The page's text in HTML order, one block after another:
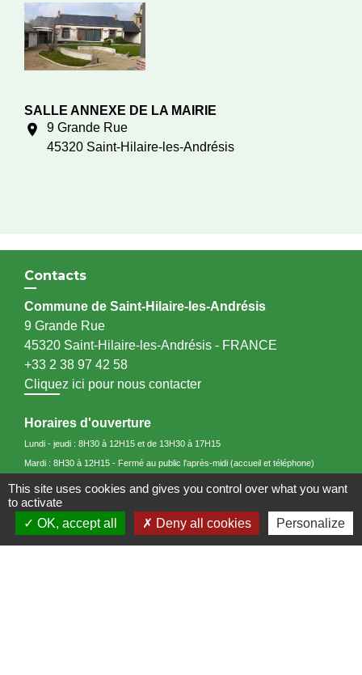
SALLE ANNEXE DE LA MAIRIE
location_on
9 Grande Rue
45320 Saint-Hilaire-les-Andrésis
Contacts
Commune de Saint-Hilaire-les-Andrésis
9 Grande Rue
45320 Saint-Hilaire-les-Andrésis - FRANCE
+33 2 38 97 42 58
Cliquez ici pour nous contacter
Horaires d'ouverture
Lundi - jeudi : 8H30 à 12H15 et de 13H30 à 17H15
Mardi : 8H30 à 12H15 - Fermé au public l'après-midi (accueil et téléphone)
Mercredi : 8H30 à 12H15 et de 13H30 à 16H15
Vendredi : 8H 30 à 12H15 et de 13H30 à 16H45.
This site uses cookies and gives you control over what you want
to activate
OK, accept all
Deny all cookies Personalize